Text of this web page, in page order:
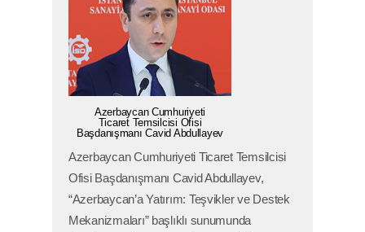
Azerbaycan Cumhuriyeti
Ticaret Temsilcisi Ofisi
Başdanışmanı Cavid Abdullayev
Azerbaycan Cumhuriyeti Ticaret Temsilcisi
Ofisi Başdanışmanı Cavid Abdullayev,
“Azerbaycan’a Yatırım: Teşvikler ve Destek
Mekanizmaları” başlıklı sunumunda